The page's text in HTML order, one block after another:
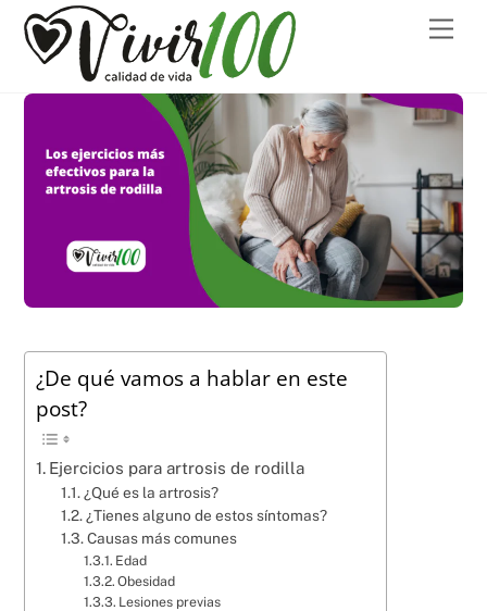
Skip
content
¿De qué vamos a hablar en este
post?
Ejercicios para artrosis de rodilla
¿Qué es la artrosis?
¿Tienes alguno de estos síntomas?
Causas más comunes
Edad
Obesidad
Lesiones previas